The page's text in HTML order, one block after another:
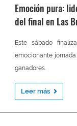
Emoción pura:
del final en Las
Este sábado
emocionante
ganadores.
Leer más